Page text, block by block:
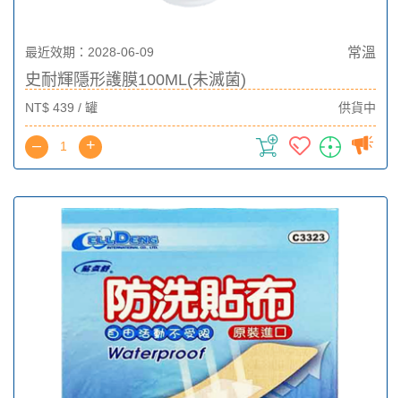
最近效期：2028-06-09 常溫
史耐輝隱形護膜100ML(未滅菌)
NT$ 439 / 罐 供貨中
– +